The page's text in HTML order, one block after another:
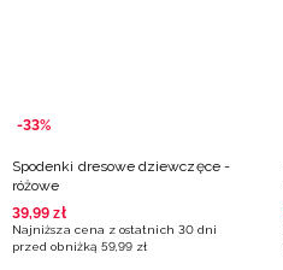
-33%
Spodenki dresowe dziewczęce -
różowe
39,99 zł
Najniższa cena z ostatnich 30 dni
przed obniżką 59,99 zł